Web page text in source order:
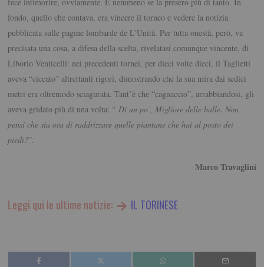
fondo, quello che contava, era vincere il torneo e vedere la notizia
pubblicata sulle pagine lombarde de L’Unità. Per tutta onestà, però, va
precisata una cosa, a difesa della scelta, rivelatasi comunque vincente, di
Liborio Venticelli: nei precedenti tornei, per dieci volte dieci, il Taglietti
aveva “ciccato” altrettanti rigori, dimostrando che la sua mira dai sedici
metri era oltremodo sciagurata. Tant’è che “cagnaccio”, arrabbiandosi, gli
aveva gridato più di una volta: “ Di un po’, Migliore delle balle. Non
pensi che sia ora di raddrizzare quelle piantane che hai al posto dei
piedi?”.
Marco Travaglini
Leggi qui le ultime notizie: IL TORINESE